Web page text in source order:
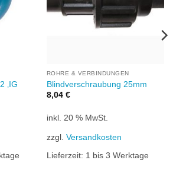
‚IG
ROHRE & VERBINDUNGEN
Blindverschraubung 25mm
8,04 €
inkl. 20 % MwSt.
zzgl. Versandkosten
Lieferzeit: 1 bis 3 Werktage